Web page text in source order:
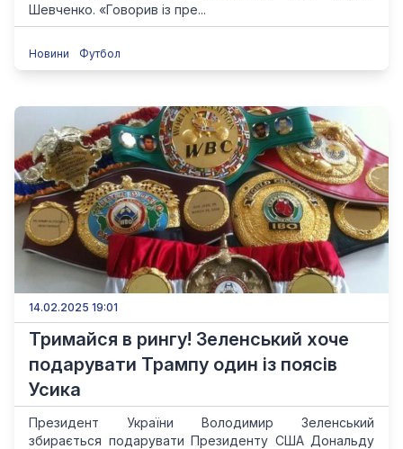
Шевченко. «Говорив із пре...
Новини Футбол
14.02.2025 19:01
Тримайся в рингу! Зеленський хоче
подарувати Трампу один із поясів
Усика
Президент України Володимир Зеленський
збирається подарувати Президенту США Дональду